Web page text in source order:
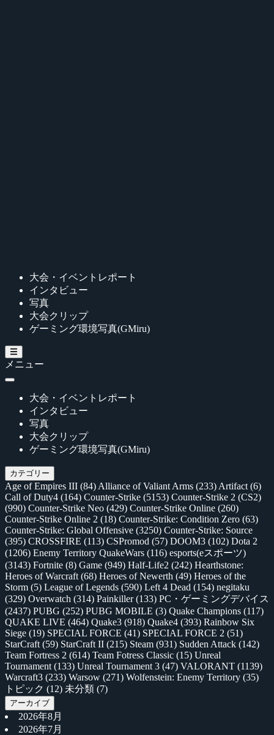
大会・イベントレポート
インタビュー
写真
大会クリップ
ゲーミング環境写真(GMiru)
メニュー
大会・イベントレポート
インタビュー
写真
大会クリップ
ゲーミング環境写真(GMiru)
カテゴリー
Age of Empires III (84) Alliance of Valiant Arms (233) Artifact (6)
Call of Duty4 (164) Counter-Strike (5153) Counter-Strike 2 (CS2)
(990) Counter-Strike Neo (429) Counter-Strike Online (260)
Counter-Strike Online 2 (18) Counter-Strike: Condition Zero (63)
Counter-Strike: Global Offensive (3250) Counter-Strike: Source
(395) CROSSFIRE (113) CSPromod (57) DOOM3 (102) Dota 2
(1206) Enemy Territory QuakeWars (116) esports(eスポーツ)
(3143) Fortnite (8) Game (949) Half-Life2 (242) Hearthstone:
Heroes of Warcraft (68) Heroes of Newerth (49) Heroes of the
Storm (5) League of Legends (590) Left 4 Dead (154) negitaku
(329) Overwatch (314) Painkiller(133) PC・ゲーミングデバイス
(2437) PUBG (252) PUBG MOBILE (3) Quake Champions (117)
QUAKE LIVE (464) Quake3 (918) Quake4 (393) Rainbow Six
Siege (19) SPECIAL FORCE (41) SPECIAL FORCE 2 (51)
StarCraft (59) StarCraft II (215) Steam (931) Sudden Attack (142)
Team Fortress 2 (614) Team Fotress Classic (15) Unreal
Tournament (133) Unreal Tournament 3 (47) VALORANT (1139)
Warcraft3 (233) Warsow (271) Wolfenstein: Enemy Territory (35)
トピック (12) 未分類 (7)
アーカイブ
2026年8月
2026年7月